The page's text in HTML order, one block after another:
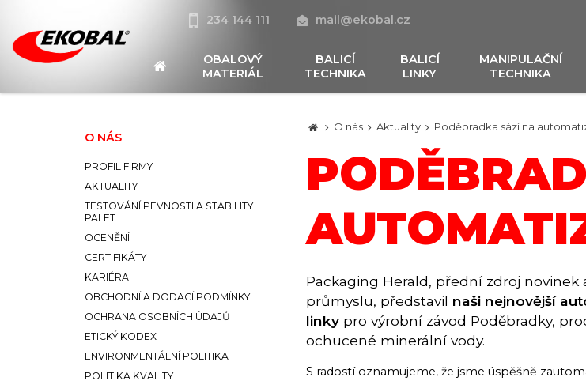
234 144 111 mail@ekobal.cz
OBALOVÝ
MATERIÁL
BALICÍ
TECHNIKA
BALICÍ
LINKY
MANIPULAČNÍ
TECHNIKA
O nás Aktuality Poděbradka sází na
Packaging Herald, přední zdroj novinek
průmyslu, představil naši nejnovější
linky pro výrobní závod Poděbradky,
ochucené minerální vody.
S radostí oznamujeme, že jsme úspěšně
O NÁS
PROFIL FIRMY
AKTUALITY
TESTOVÁNÍ PEVNOSTI A STABILITY
PALET
OCENĚNÍ
CERTIFIKÁTY
KARIÉRA
OBCHODNÍ A DODACÍ PODMÍNKY
OCHRANA OSOBNÍCH ÚDAJŮ
ETICKÝ KODEX
ENVIRONMENTÁLNÍ POLITIKA
POLITIKA KVALITY